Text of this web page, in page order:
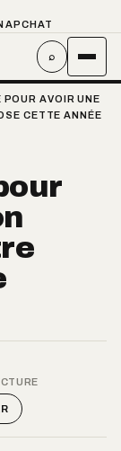
⌕
POUR AVOIR UNE
CETTE ANNÉE